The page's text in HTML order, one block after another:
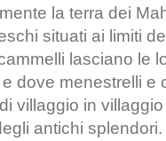
la terra dei
situati ai limiti
lasciano le
dove menestrelli e
villaggio in
antichi